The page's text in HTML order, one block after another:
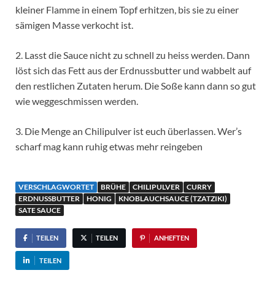
kleiner Flamme in einem Topf erhitzen, bis sie zu einer
sämigen Masse verkocht ist.
2. Lasst die Sauce nicht zu schnell zu heiss werden. Dann
löst sich das Fett aus der Erdnussbutter und wabbelt auf
den restlichen Zutaten herum. Die Soße kann dann so gut
wie weggeschmissen werden.
3. Die Menge an Chilipulver ist euch überlassen. Wer’s
scharf mag kann ruhig etwas mehr reingeben
VERSCHLAGWORTET BRÜHE CHILIPULVER
CURRY
ERDNUSSBUTTER
HONIG
KNOBLAUCHSAUCE (TZATZIKI)
SATE SAUCE
TEILEN TEILEN ANHEFTEN
TEILEN